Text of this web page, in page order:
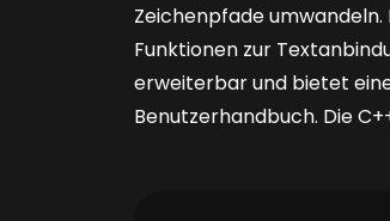
Zeichenpfade
Funktionen zur
erweiterbar und bietet
Benutzerhandbuch. Die